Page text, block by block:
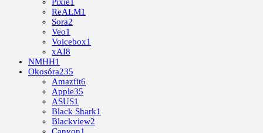
ReALM1
Sora2
Veo1
Voicebox1
xAI8
NMHH1
Okosóra235
Amazfit6
Apple35
ASUS1
Black Shark1
Blackview2